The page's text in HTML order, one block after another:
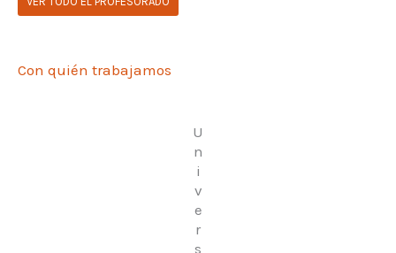
Con quién trabajamos
U
n
i
v
e
r
s